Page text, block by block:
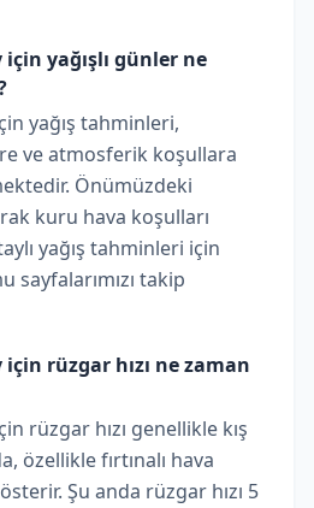
yağışlı günler ne
yağış tahminleri,
ve atmosferik koşullara
Önümüzdeki
kuru hava koşulları
yağış tahminleri için
sayfalarımızı takip
rüzgar hızı ne zaman
rüzgar hızı genellikle kış
özellikle fırtınalı hava
Şu anda rüzgar hızı 5